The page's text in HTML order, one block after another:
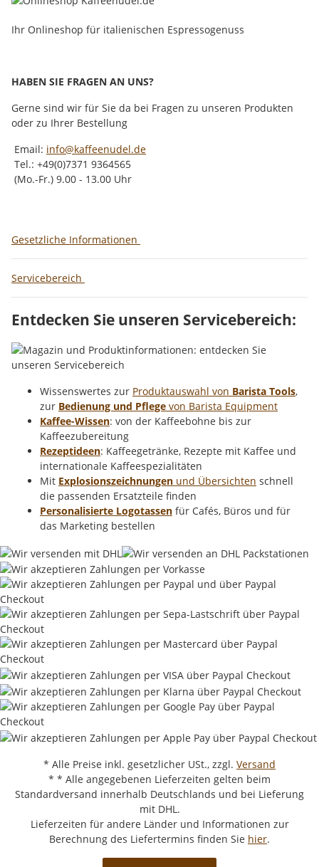
Ihr Onlineshop für italienischen Espressogenuss
HABEN SIE FRAGEN AN UNS?
Gerne sind wir für Sie da bei Fragen zu unseren Produkten
oder zu Ihrer Bestellung
Email: info@kaffeenudel.de
Tel.: +49(0)7371 9364565
(Mo.-Fr.) 9.00 - 13.00 Uhr
Gesetzliche Informationen
Servicebereich
Entdecken Sie unseren Servicebereich:
Wissenswertes zur Produktauswahl von Barista Tools,
zur Bedienung und Pflege von Barista Equipment
Kaffee-Wissen: von der Kaffeebohne bis zur
Kaffeezubereitung
Rezeptideen: Kaffeegetränke, Rezepte mit Kaffee und
internationale Kaffeespezialitäten
Mit Explosionszeichnungen und Übersichten schnell
die passenden Ersatzteile finden
Personalisierte Logotassen für Cafés, Büros und für
das Marketing bestellen
* Alle Preise inkl. gesetzlicher USt., zzgl. Versand
* * Alle angegebenen Lieferzeiten gelten beim
Standardversand innerhalb Deutschlands und bei Lieferung
mit DHL.
Lieferzeiten für andere Länder und Informationen zur
Berechnung des Liefertermins finden Sie hier.